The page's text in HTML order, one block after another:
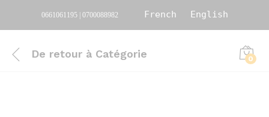
0661061195 | 0700088982 French English
De retour à Catégorie 0